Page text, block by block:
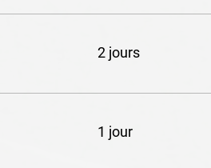
2 jours
1 jour